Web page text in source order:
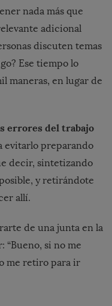
nada más que
adicional
discuten temas
Ese tiempo lo
maneras, en lugar de
errores del trabajo
evitarlo preparando
decir, sintetizando
y retirándote
allí.
de una junta en la
“Bueno, si no me
me retiro para ir